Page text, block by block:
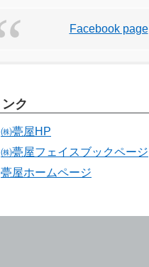
Facebook page
ク
㈱甍屋HP
㈱甍屋フェイスブックページ
甍屋ホームページ